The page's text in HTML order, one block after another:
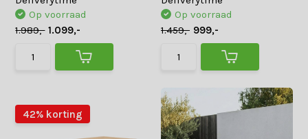
Op voorraad
1.989,- 1.099,-
Op voorraad
1.459,- 999,-
42% korting